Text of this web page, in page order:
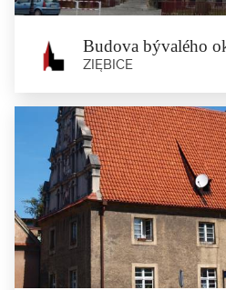
ZIĘBICE
Budova bývalého
Ziębice
Postavena v roce 1910, podle projektu